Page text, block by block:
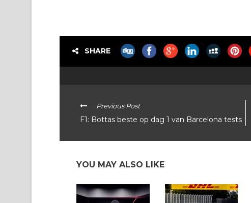
SHARE
Previous Post
F1: Bottas beste op dag 1 van Barcelona tests
YOU MAY ALSO LIKE